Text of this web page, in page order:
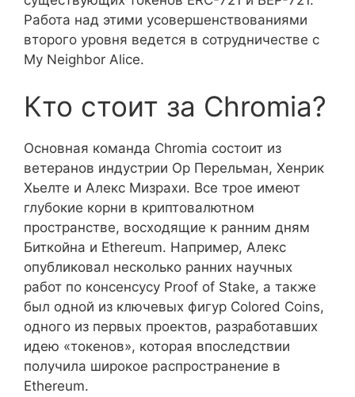
Работа над этими усовершенствованиями
второго уровня ведется в сотрудничестве с
My Neighbor Alice.
Кто стоит за Chromia?
Основная команда Chromia состоит из
ветеранов индустрии Ор Перельман, Хенрик
Хьелте и Алекс Мизрахи. Все трое имеют
глубокие корни в криптовалютном
пространстве, восходящие к ранним дням
Биткойна и Ethereum. Например, Алекс
опубликовал несколько ранних научных
работ по консенсусу Proof of Stake, а также
был одной из ключевых фигур Colored Coins,
одного из первых проектов, разработавших
идею «токенов», которая впоследствии
получила широкое распространение в
Ethereum.